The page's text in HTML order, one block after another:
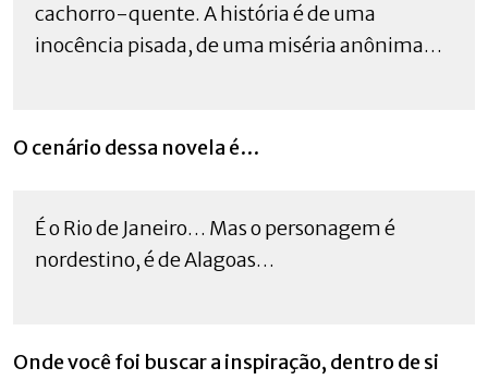
cachorro-quente. A história é de uma
inocência pisada, de uma miséria anônima…
O cenário dessa novela é…
É o Rio de Janeiro… Mas o personagem é
nordestino, é de Alagoas…
Onde você foi buscar a inspiração, dentro de si